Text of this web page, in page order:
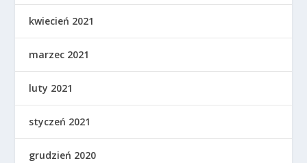
kwiecień 2021
marzec 2021
luty 2021
styczeń 2021
grudzień 2020